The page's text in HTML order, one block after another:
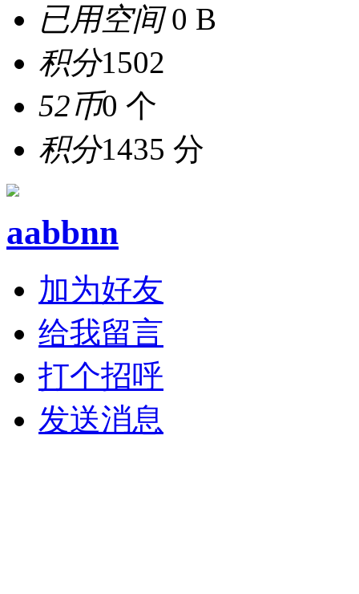
已用空间0 B
积分1502
52币0 个
积分1435 分
aabbnn
加为好友
给我留言
打个招呼
发送消息